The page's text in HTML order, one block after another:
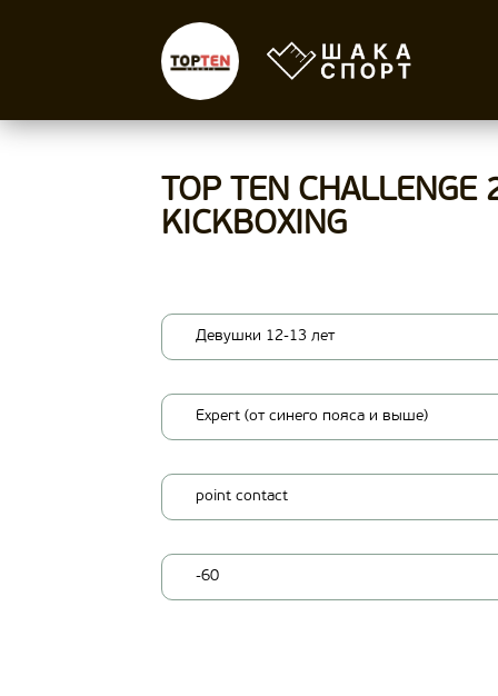
TOP TEN
KICKBOXING
Девушки 12-13 лет
Expert (от синего пояса и выше)
point contact
-60